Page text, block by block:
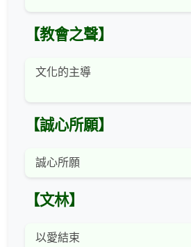
【教會之聲】
文化的主導
【誠心所願】
誠心所願
【文林】
以愛結束